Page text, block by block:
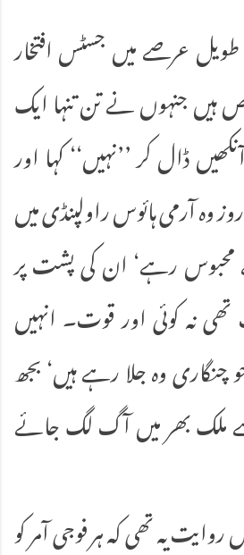
عرصے میں جسٹس افتخار
ہیں جنہوں نے تن تنہا ایک
ڈال کر ’’نہیں‘‘ کہا اور
آرمی ہائوس راولپنڈی میں
محبوس رہے‘ ان کی پشت پر
نہ کوئی اور قوت۔ انہیں
چنگاری وہ جلا رہے ہیں‘ بجھ
ملک بھر میں آگ لگ جائے
یہ تھی کہ ہر فوجی آمر کو